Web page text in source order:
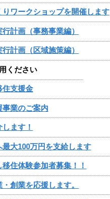
りワークショップを開催します
計画（事務事業編）
計画（区域施策編）
ください
住支援金
業のご案内
ます！
大100万円を支給します
住体験参加者募集！！
創業を応援します。